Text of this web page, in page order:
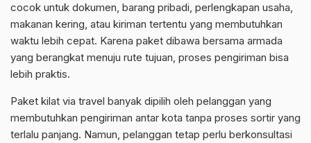
cocok untuk dokumen, barang pribadi, perlengkapan usaha,
makanan kering, atau kiriman tertentu yang membutuhkan
waktu lebih cepat. Karena paket dibawa bersama armada
yang berangkat menuju rute tujuan, proses pengiriman bisa
lebih praktis.
Paket kilat via travel banyak dipilih oleh pelanggan yang
membutuhkan pengiriman antar kota tanpa proses sortir yang
terlalu panjang. Namun, pelanggan tetap perlu berkonsultasi